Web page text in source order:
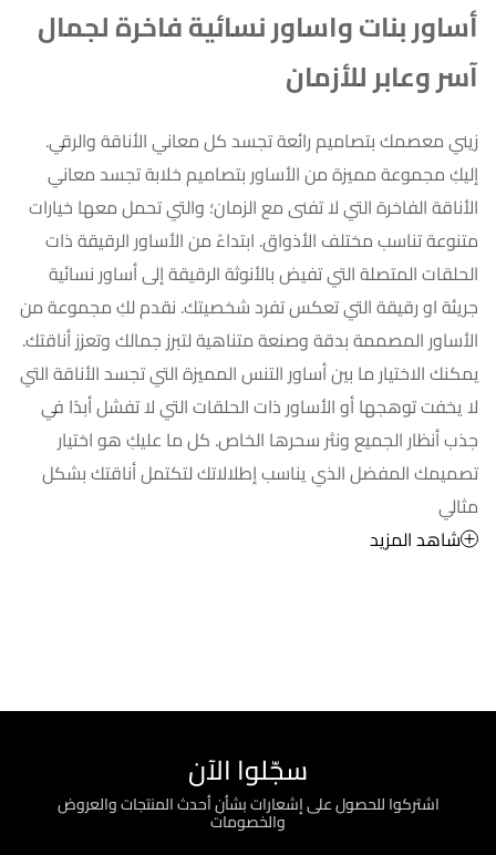
أساور بنات واساور نسائية فاخرة لجمال
آسر وعابر للأزمان
زيني معصمك بتصاميم رائعة تجسد كل معاني الأناقة والرقي.
إليكِ مجموعة مميزة من الأساور بتصاميم خلابة تجسد معاني
الأناقة الفاخرة التي لا تفنى مع الزمان؛ والتي تحمل معها خيارات
متنوعة تناسب مختلف الأذواق. ابتداءً من الأساور الرقيقة ذات
الحلقات المتصلة التي تفيض بالأنوثة الرقيقة إلى أساور نسائية
جريئة او رقيقة التي تعكس تفرد شخصيتك. نقدم لكِ مجموعة من
الأساور المصممة بدقة وصنعة متناهية لتبرز جمالك وتعزز أناقتك.
يمكنك الاختيار ما بين أساور التنس المميزة التي تجسد الأناقة التي
لا يخفت توهجها أو الأساور ذات الحلقات التي لا تفشل أبدًا في
جذب أنظار الجميع ونثر سحرها الخاص. كل ما عليكِ هو اختيار
تصميمك المفضل الذي يناسب إطلالاتك لتكتمل أناقتك بشكل
مثالي
شاهد المزيد
سجّلوا الآن
اشتركوا للحصول على إشعارات بشأن أحدث المنتجات والعروض
والخصومات